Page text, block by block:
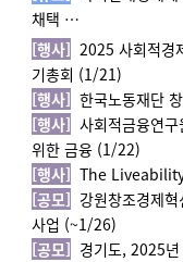
채택 …
[행사] 2025 사회적경
기총회 (1/21)
[행사] 한국노동재단
[행사] 사회적금융연
위한 금융 (1/22)
[행사] The
[공모] 강원창조경제혁
사업 (~1/26)
[공모] 경기도, 2025년